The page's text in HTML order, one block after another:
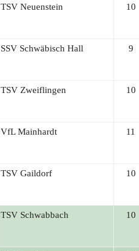
TSV Neuenstein 10
SSV Schwäbisch Hall 9
TSV Zweiflingen 10
VfL Mainhardt 11
TSV Gaildorf 10
TSV Schwabbach 10